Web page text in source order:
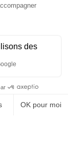
de
cabinet.
RH
par la conduite